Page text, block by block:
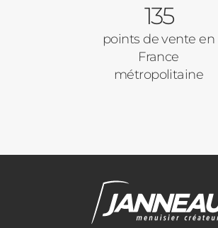
135
points de vente en
France
métropolitaine